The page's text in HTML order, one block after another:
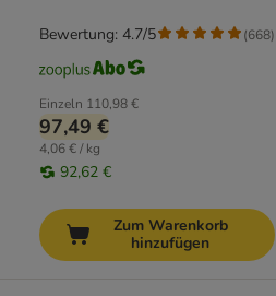
Einzeln 110,98 €
97,49 €
4,06 € / kg
92,62 €
Bewertung: 4.7/5 (668)
Zum Warenkorb
hinzufügen